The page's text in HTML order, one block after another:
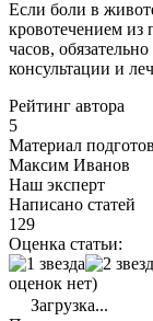
Если боли в
кровотечением
часов,
консультации и
Рейтинг автора
5
Материал
Максим Иванов
Наш эксперт
Написано статей
129
Оценка статьи:
оценок нет)
Загрузка...